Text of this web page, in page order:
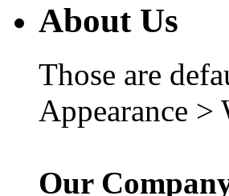
About Us
Those are
Appearance
Our